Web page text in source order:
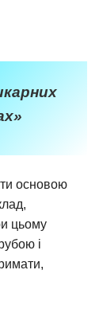
основою
цьому
і